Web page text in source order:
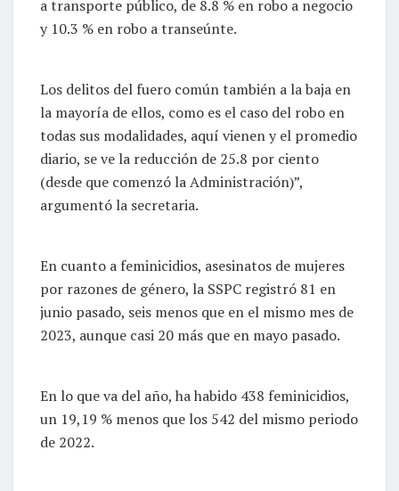
a transporte público, de 8.8 % en robo a negocio
y 10.3 % en robo a transeúnte.
Los delitos del fuero común también a la baja en
la mayoría de ellos, como es el caso del robo en
todas sus modalidades, aquí vienen y el promedio
diario, se ve la reducción de 25.8 por ciento
(desde que comenzó la Administración)”,
argumentó la secretaria.
En cuanto a feminicidios, asesinatos de mujeres
por razones de género, la SSPC registró 81 en
junio pasado, seis menos que en el mismo mes de
2023, aunque casi 20 más que en mayo pasado.
En lo que va del año, ha habido 438 feminicidios,
un 19,19 % menos que los 542 del mismo periodo
de 2022.